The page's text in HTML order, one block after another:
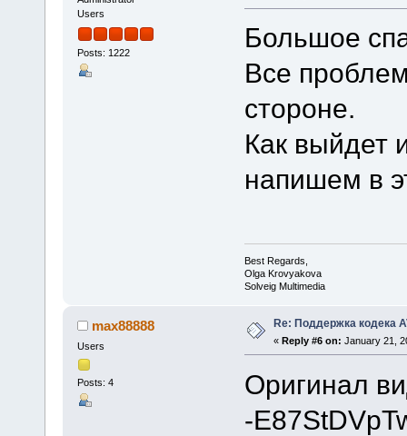
Users
Posts: 1222
Большое
Все
стороне.
Как выйдет
напишем в
Best Regards,
Olga Krovyakova
Solveig Multimedia
max88888
Users
Posts: 4
Re: Поддержка кодека
« Reply #6 on: January 21,
Оригинал
-